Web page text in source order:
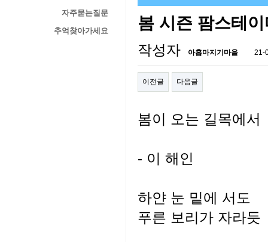
자주묻는질문
추억찾아가세요
봄 시즌 팜스테
작성자 아홉마지기마을 21-
이전글 다음글
봄이 오는 길목에서
- 이 해인
하얀 눈 밑에 서도
푸른 보리가 자라듯